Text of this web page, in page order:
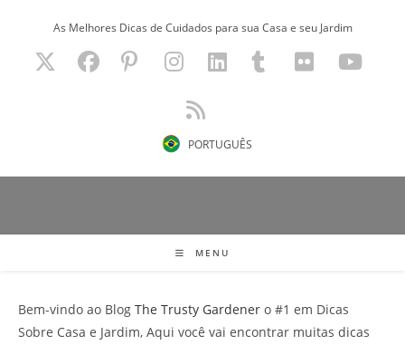
As Melhores Dicas de Cuidados para sua Casa e seu Jardim
PORTUGUÊS
MENU
Bem-vindo ao Blog The Trusty Gardener o #1 em Dicas
Sobre Casa e Jardim, Aqui você vai encontrar muitas dicas